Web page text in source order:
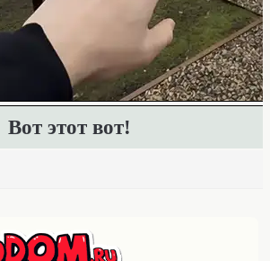
Вот этот вот!